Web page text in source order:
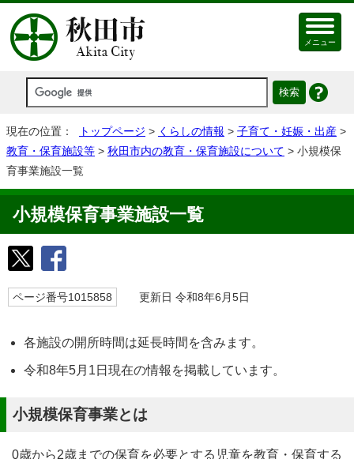
メニュー
現在の位置： トップページ > くらしの情報 > 子育て・妊娠・出産 >
教育・保育施設等 > 秋田市内の教育・保育施設について > 小規模保
育事業施設一覧
小規模保育事業施設一覧
ページ番号1015858 更新日 令和8年6月5日
各施設の開所時間は延長時間を含みます。
令和8年5月1日現在の情報を掲載しています。
小規模保育事業とは
0歳から2歳までの保育を必要とする児童を教育・保育する